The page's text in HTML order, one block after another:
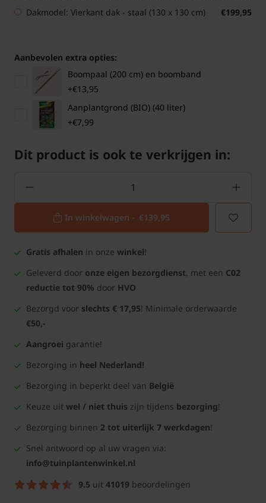
Dakmodel: Vierkant dak - staal (130 x 130 cm)
€199,95
Aanbevolen extra opties:
Boompaal (200 cm) en boomband
+€13,95
Aanplantgrond (BIO) (40 liter)
+€7,99
Dit product is ook te verkrijgen in:
In winkelwagen - €139,95
Gratis afhalen in onze winkel!
Geleverd door onze eigen bezorgdienst, met een C02
reductie tot 90% door HVO
Bezorgd voor slechts € 17,95! Minimale orderwaarde
€50,-
Aangroei garantie!
Bezorging in heel Nederland!
Bezorging in beperkt deel van België
Keuze uit wel / niet thuis zijn tijdens bezorging!
Bezorging binnen 2 tot uiterlijk 7 werkdagen!
Snel antwoord op al uw vragen via:
info@tuinplantenwinkel.nl
9.5 uit 41019 beoordelingen